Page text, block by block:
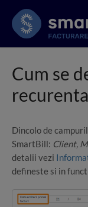
Cum se
recurenta
Dincolo de
SmartBill: Client,
detalii vezi
defineste si in